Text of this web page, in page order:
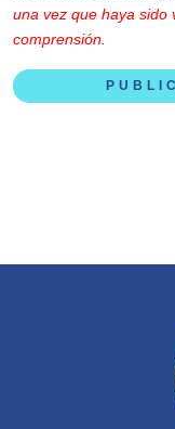
una vez que haya sido
comprensión.